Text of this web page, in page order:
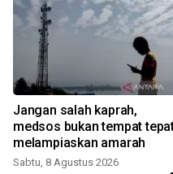
Jangan salah kaprah,
medsos bukan tempat
melampiaskan amarah
Sabtu, 8 Agustus 2026